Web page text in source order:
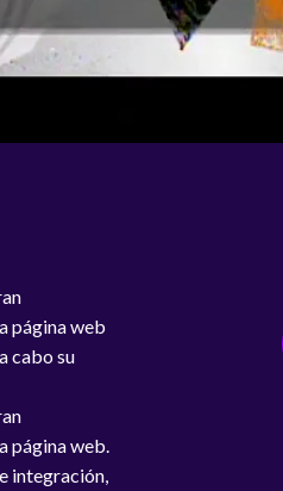
página web
cabo su
página web.
integración,